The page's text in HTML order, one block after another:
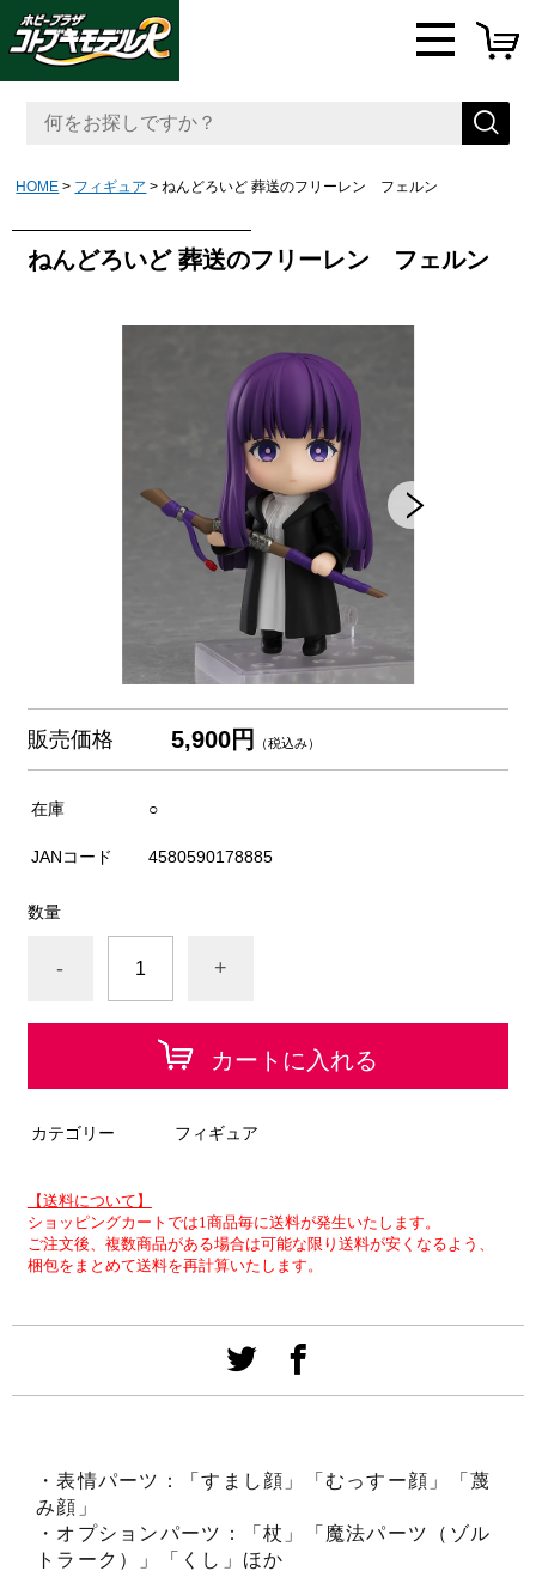
HOME フィギュア ねんどろいど 葬送のフリーレン フェルン
ねんどろいど 葬送のフリーレン フェルン
販売価格 5,900円 （税込み）
在庫 ○
JANコード 4580590178885
数量
- +
カートに入れる
カテゴリー フィギュア
【送料について】
ショッピングカートでは1商品毎に送料が発生いたします。
ご注文後、複数商品がある場合は可能な限り送料が安くなるよう、
梱包をまとめて送料を再計算いたします。
・表情パーツ：「すまし顔」「むっすー顔」「蔑
み顔」
・オプションパーツ：「杖」「魔法パーツ（ゾル
トラーク）」「くし」ほか